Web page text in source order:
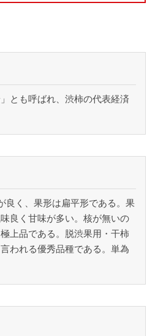
とも呼ばれ、渋柿の代表経済
良く、果形は扁平形である。果
良く甘味が多い。核が無いの
上品である。脱渋果用・干柿
われる優秀品種である。単為